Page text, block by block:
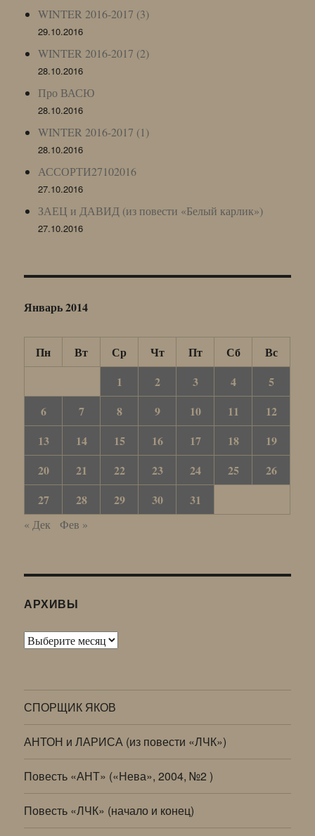
WINTER 2016-2017 (3)
29.10.2016
WINTER 2016-2017 (2)
28.10.2016
Про ВАСЮ
28.10.2016
WINTER 2016-2017 (1)
28.10.2016
АССОРТИ27102016
27.10.2016
ЗАЕЦ и ДАВИД (из повести «Белый карлик»)
27.10.2016
Январь 2014
Пн Вт Ср Чт Пт Сб
Вс
1
2 3 4
5
6
7 8 9 10 11
12
13
14 15 16 17 18
19
20
21 22 23 24 25
26
27
28 29 30 31
« Дек Фев »
АРХИВЫ
Архивы
СПОРЩИК ЯКОВ
АНТОН и ЛАРИСА (из повести «ЛЧК»)
Повесть «АНТ» («Нева», 2004, №2 )
Повесть «ЛЧК» (начало и конец)